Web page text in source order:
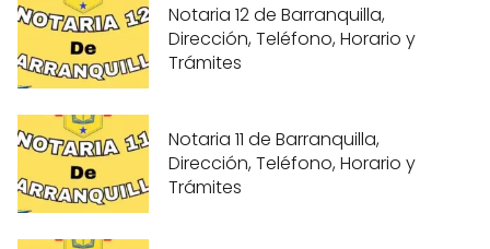
Notaria 12 de Barranquilla,
Dirección, Teléfono, Horario y
Trámites
Notaria 11 de Barranquilla,
Dirección, Teléfono, Horario y
Trámites